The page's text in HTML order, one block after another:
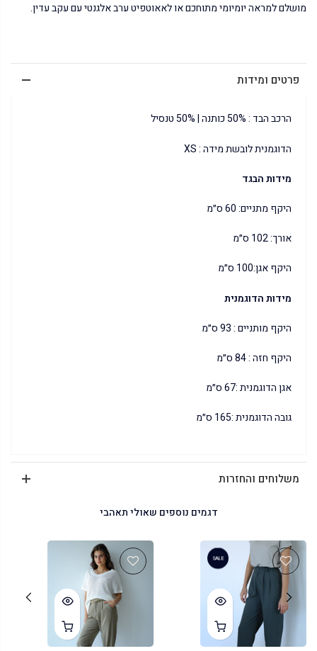
מושלם למראה יומיומי מתוחכם או לאאוטפיט ערב אלגנטי עם עקב עדין.
פרטים ומידות
הרכב הבד : 50% כותנה | 50% טנסיל
הדוגמנית לובשת מידה : XS
מידות הבגד
היקף מתניים: 60 ס״מ
אורך: 102 ס״מ
היקף אגן:100 ס״מ
מידות הדוגמנית
היקף מותניים : 93 ס״מ
היקף חזה : 84 ס״מ
אגן הדוגמנית :67 ס״מ
גובה הדוגמנית :165 ס״מ
משלוחים והחזרות
דגמים נוספים שאולי תאהבי
SALE